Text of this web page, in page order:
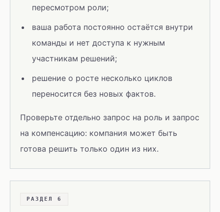
пересмотром роли;
ваша работа постоянно остаётся внутри
команды и нет доступа к нужным
участникам решений;
решение о росте несколько циклов
переносится без новых фактов.
Проверьте отдельно запрос на роль и запрос
на компенсацию: компания может быть
готова решить только один из них.
РАЗДЕЛ 6